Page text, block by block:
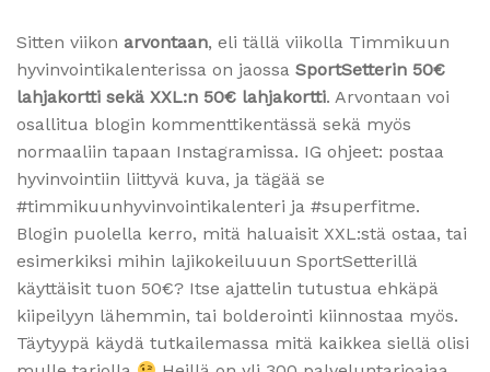
Sitten viikon arvontaan, eli tällä viikolla Timmikuun
hyvinvointikalenterissa on jaossa SportSetterin 50€
lahjakortti sekä XXL:n 50€ lahjakortti. Arvontaan voi
osallitua blogin kommenttikentässä sekä myös
normaaliin tapaan Instagramissa. IG ohjeet: postaa
hyvinvointiin liittyvä kuva, ja tägää se
#timmikuunhyvinvointikalenteri ja #superfitme.
Blogin puolella kerro, mitä haluaisit XXL:stä ostaa, tai
esimerkiksi mihin lajikokeiluuun SportSetterillä
käyttäisit tuon 50€? Itse ajattelin tutustua ehkäpä
kiipeilyyn lähemmin, tai bolderointi kiinnostaa myös.
Täytyypä käydä tutkailemassa mitä kaikkea siellä olisi